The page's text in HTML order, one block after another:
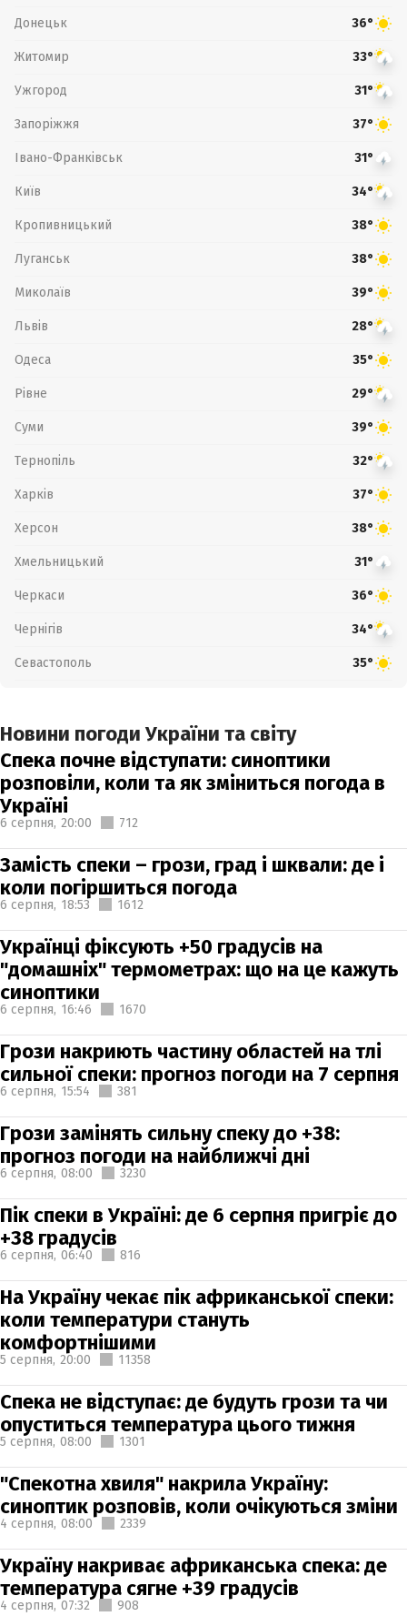
Донецьк 36°
Житомир 33°
Ужгород 31°
Запоріжжя 37°
Івано-Франківськ 31°
Київ 34°
Кропивницький 38°
Луганськ 38°
Миколаїв 39°
Львів 28°
Одеса 35°
Рівне 29°
Суми 39°
Тернопіль 32°
Харків 37°
Херсон 38°
Хмельницький 31°
Черкаси 36°
Чернігів 34°
Севастополь 35°
Новини погоди України та світу
Спека почне відступати: синоптики
розповіли, коли та як зміниться погода в
Україні
6 серпня, 20:00 712
Замість спеки – грози, град і шквали: де і
коли погіршиться погода
6 серпня, 18:53 1612
Українці фіксують +50 градусів на
"домашніх" термометрах: що на це кажуть
синоптики
6 серпня, 16:46 1670
Грози накриють частину областей на тлі
сильної спеки: прогноз погоди на 7 серпня
6 серпня, 15:54 381
Грози замінять сильну спеку до +38:
прогноз погоди на найближчі дні
6 серпня, 08:00 3230
Пік спеки в Україні: де 6 серпня пригріє до
+38 градусів
6 серпня, 06:40 816
На Україну чекає пік африканської спеки:
коли температури стануть
комфортнішими
5 серпня, 20:00 11358
Спека не відступає: де будуть грози та чи
опуститься температура цього тижня
5 серпня, 08:00 1301
"Спекотна хвиля" накрила Україну:
синоптик розповів, коли очікуються зміни
4 серпня, 08:00 2339
Україну накриває африканська спека: де
температура сягне +39 градусів
4 серпня, 07:32 908